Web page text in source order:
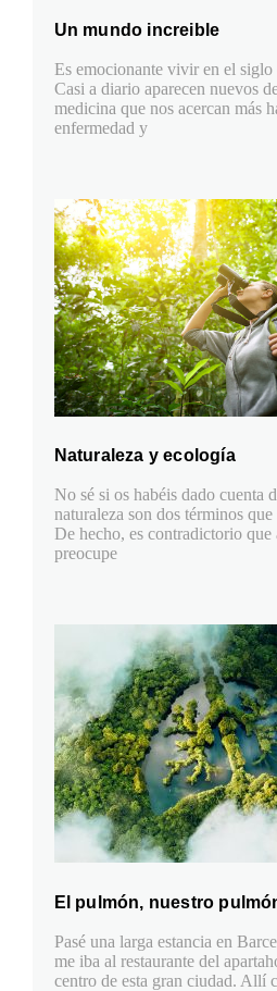
Un mundo increible
Es emocionante vivir en el siglo
Casi a diario aparecen nuevos
medicina que nos acercan más
enfermedad y
Naturaleza y ecología
No sé si os habéis dado cuenta
naturaleza son dos términos
De hecho, es contradictorio que
preocupe
El pulmón, nuestro
Pasé una larga estancia en
me iba al restaurante del
centro de esta gran ciudad. Allí